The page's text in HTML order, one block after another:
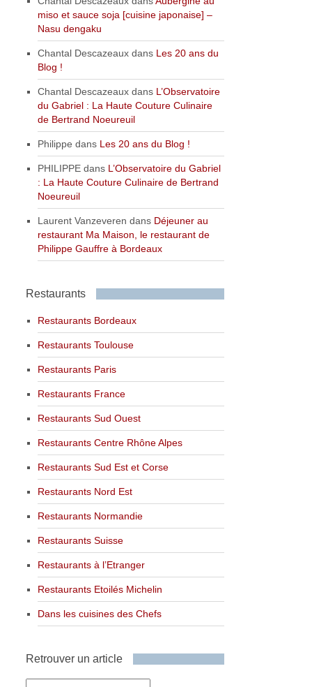
miso et sauce soja [cuisine japonaise] –
Nasu dengaku
Chantal Descazeaux dans Les 20 ans du
Blog !
Chantal Descazeaux dans L’Observatoire
du Gabriel : La Haute Couture Culinaire
de Bertrand Noeureuil
Philippe dans Les 20 ans du Blog !
PHILIPPE dans L’Observatoire du Gabriel
: La Haute Couture Culinaire de Bertrand
Noeureuil
Laurent Vanzeveren dans Déjeuner au
restaurant Ma Maison, le restaurant de
Philippe Gauffre à Bordeaux
Restaurants
Restaurants Bordeaux
Restaurants Toulouse
Restaurants Paris
Restaurants France
Restaurants Sud Ouest
Restaurants Centre Rhône Alpes
Restaurants Sud Est et Corse
Restaurants Nord Est
Restaurants Normandie
Restaurants Suisse
Restaurants à l’Etranger
Restaurants Etoilés Michelin
Dans les cuisines des Chefs
Retrouver un article